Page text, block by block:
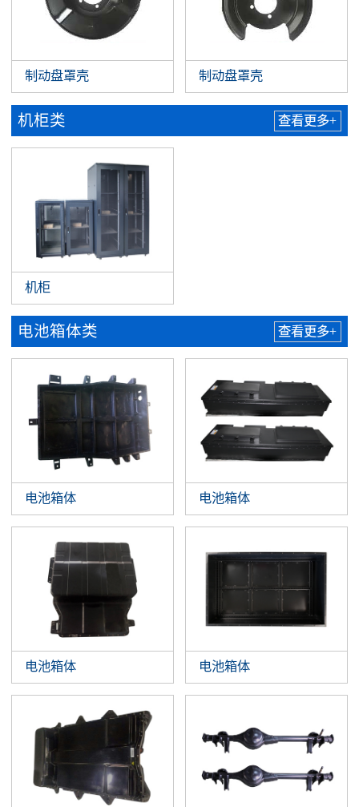
制动盘罩壳 制动盘罩壳
机柜类 查看更多+
机柜
电池箱体类 查看更多+
电池箱体 电池箱体
电池箱体 电池箱体